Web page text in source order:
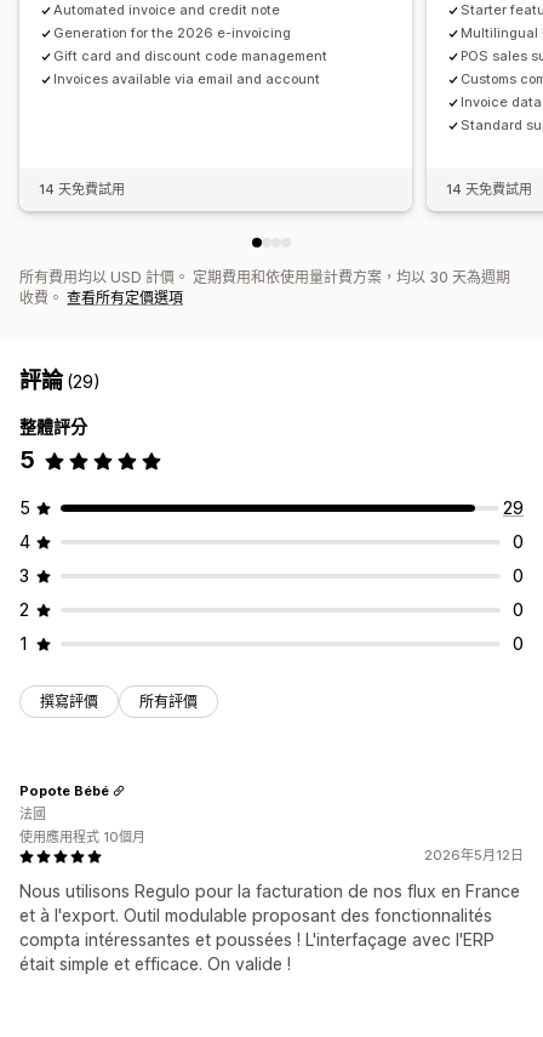
Automated invoice and credit note
Generation for the 2026 e-invoicing
Gift card and discount code management
Invoices available via email and account
14 天免費試用
Starter
Multilingual
POS sales
Customs
Invoice
Standard
14 天免費試用
所有費用均以 USD 計價。 定期費用和依使用量計費方案，均以 30 天為週期
收費。 查看所有定價選項
評論(29)
整體評分
5
5
29
4
0
3
0
2
0
1
0
撰寫評價 所有評價
2026年5月12日
Nous utilisons Regulo pour la facturation de nos flux en France
et à l'export. Outil modulable proposant des fonctionnalités
compta intéressantes et poussées ! L'interfaçage avec l'ERP
était simple et efficace. On valide !
Popote Bébé
法國
使用應用程式 10個月